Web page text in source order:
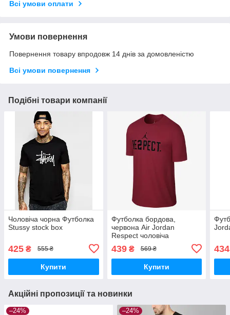
Всі умови оплати
Умови повернення
Повернення товару впродовж 14 днів за домовленістю
Всі умови повернення
Подібні товари компанії
Чоловіча чорна Футболка
Stussy stock box
425 ₴ 555 ₴
Купити
Футболка бордова,
червона Air Jordan
Respect чоловіча
Джордан
439₴ 569 ₴
Купити
434
Акційні пропозиції та новинки
–24% –24%